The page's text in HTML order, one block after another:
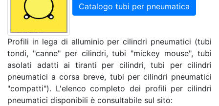
Catalogo tubi per pneumatica
Profili in lega di alluminio per cilindri pneumatici (tubi
tondi, "canne" per cilindri, tubi "mickey mouse", tubi
asolati adatti ai tiranti per cilindri, tubi per cilindri
pneumatici a corsa breve, tubi per cilindri pneumatici
"compatti"). L'elenco completo dei profili per cilindri
pneumatici disponibili è consultabile sul sito: